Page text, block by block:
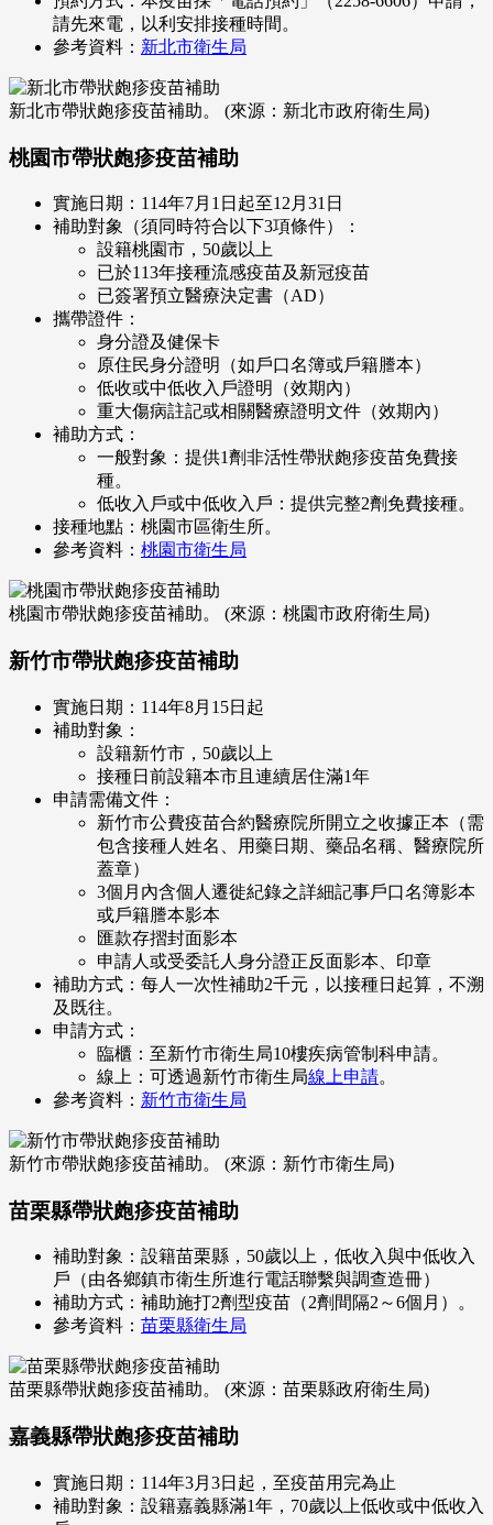
請先來電，以利安排接種時間。
參考資料： 新北市衛生局
新北市帶狀皰疹疫苗補助。 (來源：新北市政府衛生局)
桃園市帶狀皰疹疫苗補助
實施日期：114年7月1日起至12月31日
補助對象（須同時符合以下3項條件）：
設籍桃園市，50歲以上
已於113年接種流感疫苗及新冠疫苗
已簽署預立醫療決定書（AD）
攜帶證件：
身分證及健保卡
原住民身分證明（如戶口名簿或戶籍謄本）
低收或中低收入戶證明（效期內）
重大傷病註記或相關醫療證明文件（效期內）
補助方式：
一般對象：提供1劑非活性帶狀皰疹疫苗免費接
種。
低收入戶或中低收入戶：提供完整2劑免費接種。
接種地點：桃園市區衛生所。
參考資料： 桃園市衛生局
桃園市帶狀皰疹疫苗補助。 (來源：桃園市政府衛生局)
新竹市帶狀皰疹疫苗補助
實施日期：114年8月15日起
補助對象：
設籍新竹市，50歲以上
接種日前設籍本市且連續居住滿1年
申請需備文件：
新竹市公費疫苗合約醫療院所開立之收據正本（需
包含接種人姓名、用藥日期、藥品名稱、醫療院所
蓋章）
3個月內含個人遷徙紀錄之詳細記事戶口名簿影本
或戶籍謄本影本
匯款存摺封面影本
申請人或受委託人身分證正反面影本、印章
補助方式：每人一次性補助2千元，以接種日起算，不溯
及既往。
申請方式：
臨櫃：至新竹市衛生局10樓疾病管制科申請。
線上：可透過新竹市衛生局線上申請。
參考資料： 新竹市衛生局
新竹市帶狀皰疹疫苗補助。 (來源：新竹市衛生局)
苗栗縣帶狀皰疹疫苗補助
補助對象：設籍苗栗縣，50歲以上，低收入與中低收入
戶（由各鄉鎮市衛生所進行電話聯繫與調查造冊）
補助方式：補助施打2劑型疫苗（2劑間隔2～6個月）。
參考資料： 苗栗縣衛生局
苗栗縣帶狀皰疹疫苗補助。 (來源：苗栗縣政府衛生局)
嘉義縣帶狀皰疹疫苗補助
實施日期：114年3月3日起，至疫苗用完為止
補助對象：設籍嘉義縣滿1年，70歲以上低收或中低收入